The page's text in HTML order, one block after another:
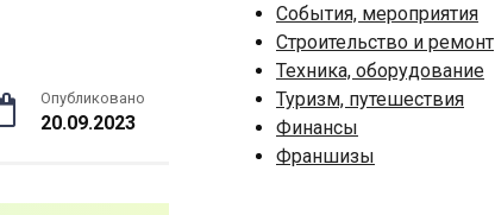
Опубликовано
20.09.2023
События, мероприятия
Строительство и ремонт
Техника, оборудование
Туризм, путешествия
Финансы
Франшизы